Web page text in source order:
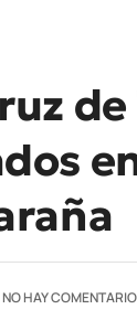
NO HAY